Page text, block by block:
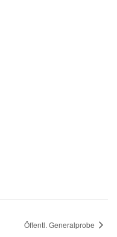
Öffentl. Generalprobe